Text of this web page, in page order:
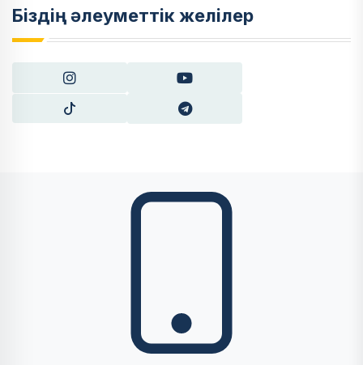
Біздің әлеуметтік желілер